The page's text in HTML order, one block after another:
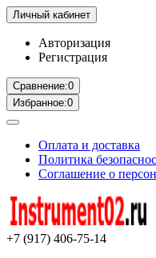
Личный кабинет
Авторизация
Регистрация
Сравнение:0
Избранное:0
Оплата и доставка
Политика
Соглашение о
+7 (917) 406-75-14